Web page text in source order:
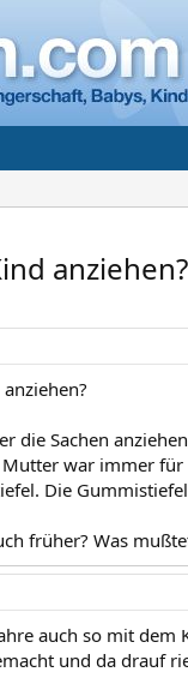
anziehen?
die Sachen
war immer
Die
früher? Was
auch so mit
und da drauf